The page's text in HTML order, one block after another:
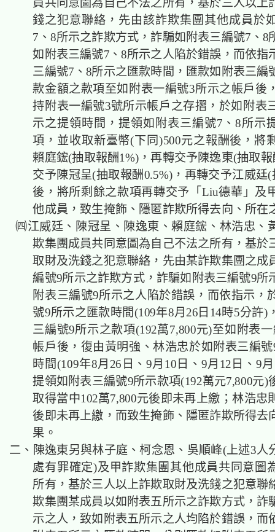
員共同意圖為自己不法之所有，基於三人以上
錢之犯意聯絡，先由該詐欺集團其他成員於
7、8所示之詐欺方式，詐騙如附表三編號7、8
如附表三編號7、8所示之人陷於錯誤，而依指
三編號7、8所示之匯款時間，匯款如附表三編
款金額之款項至如附表一編號3所示之帳戶後
持附表一編號3號所示帳戶之存摺，於如附表
示之提領時間，提領如附表三編號7、8所示
項，並收取新臺幣(下同)500元之報酬後，將
賴庭鋐(抽取報酬1%)，再轉交予陳逸東(抽取
交予陳冠呈(抽取報酬0.5%)，再轉交予江威廷(
後，將所剩餘之款項再轉交予「Liu德華」及
他成員，致生掩飾、隱匿詐欺所得去向、所在
㈣江威廷、陳冠呈、陳逸東、賴庭鋐、林浩忠、
欺集團成員共同意圖為自己不法之所有，基於
取財及洗錢之犯意聯絡，先由某詐欺集團之成
編號9所示之詐欺方式，詐騙如附表三編號9所
附表三編號9所示之人陷於錯誤，而依指示，
號9所示之匯款時間(109年8月26日14時5分許)
三編號9所示之款項(192萬7,800元)至如附表
帳戶後，復由黃明強、林浩忠於如附表三編
時間(109年8月26日、9月10日、9月12日、9
提領如附表三編號9所示款項(192萬元7,800元)
取得當中102萬7,800元後即未再上繳；林浩忠
後即未再上繳，而致生掩飾、隱匿詐欺所得去
果。
二、陳逸東另與林子庭、柯念恩、吳順峰(上述3人
處有罪確定)及甲詐欺集團其他成員共同意圖
所有，基於三人以上詐欺取財及洗錢之犯意聯
欺集團某成員以如附表五所示之詐欺方式，詐
示之人，致如附表五所示之人均陷於錯誤，而